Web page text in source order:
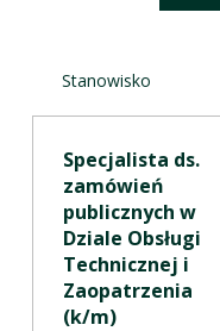
Stanowisko
Specjalista ds.
zamówień
publicznych w
Dziale Obsługi
Technicznej i
Zaopatrzenia
(k/m)